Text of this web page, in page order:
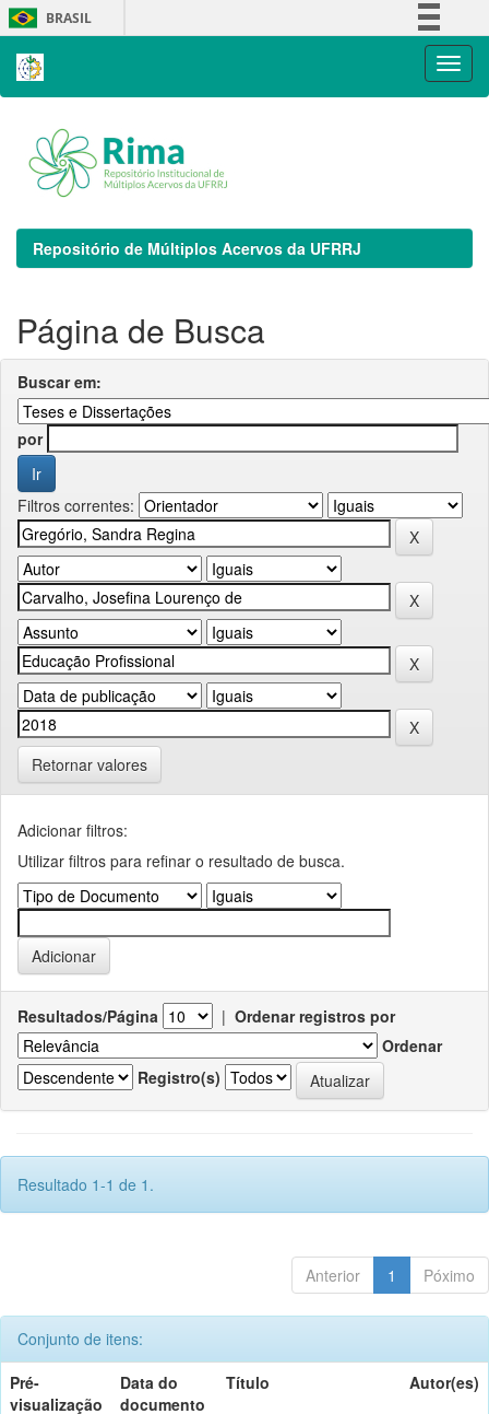
Skip
navigation
BRASIL
Repositório de Múltiplos Acervos da UFRRJ
Página de Busca
Buscar em:
por
Filtros correntes:
Retornar valores
Adicionar filtros:
Utilizar filtros para refinar o resultado de busca.
Resultados/Página | Ordenar registros por
Ordenar
Registro(s)
Resultado 1-1 de 1.
Anterior 1 Póximo
Conjunto de itens:
Pré-
visualização
Data do
documento
Título Autor(es)